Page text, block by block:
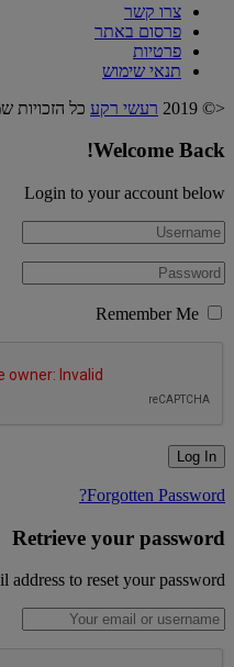
צרו קשר
פרסום באתר
פרטיות
תנאי שימוש
<© 2019
רעשי רקע כל הזכויות
Welcome Back!
Login to your account below
Remember Me
Forgotten Password?
Retrieve your password
address to reset your password.